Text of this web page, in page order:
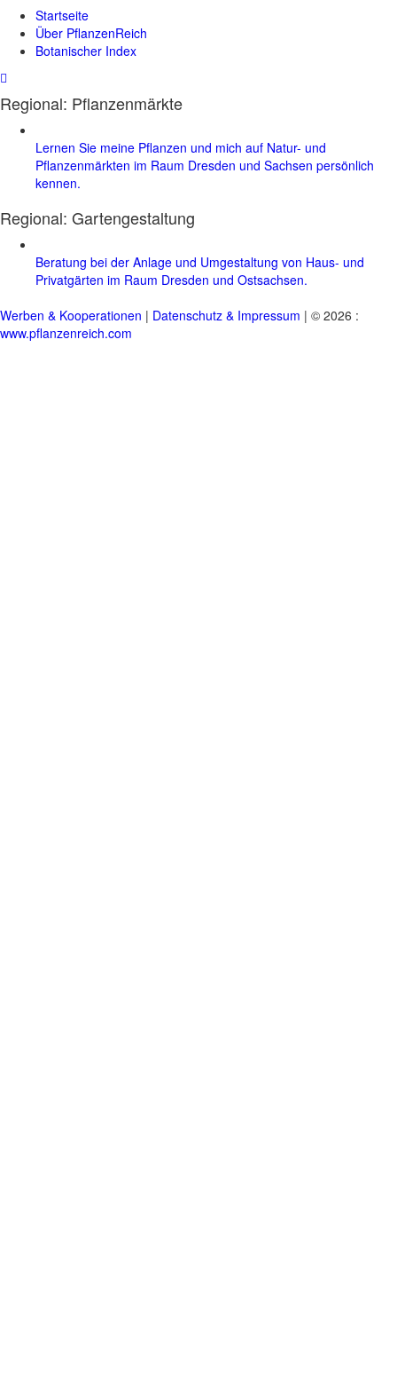
Startseite
Über PflanzenReich
Botanischer Index
Regional: Pflanzenmärkte
Lernen Sie meine Pflanzen und mich auf Natur- und
Pflanzenmärkten im Raum Dresden und Sachsen persönlich
kennen.
Regional: Gartengestaltung
Beratung bei der Anlage und Umgestaltung von Haus- und
Privatgärten im Raum Dresden und Ostsachsen.
Werben & Kooperationen | Datenschutz & Impressum | © 2026 :
www.pflanzenreich.com